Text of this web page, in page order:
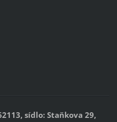
sídlo: Staňkova 29,